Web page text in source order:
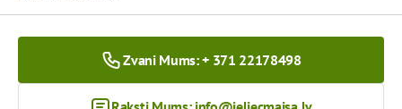
Zvani Mums: + 371 22178498